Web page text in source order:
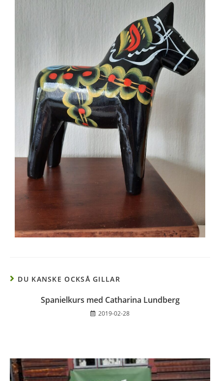
DU KANSKE OCKSÅ GILLAR
Spanielkurs med Catharina Lundberg
2019-02-28